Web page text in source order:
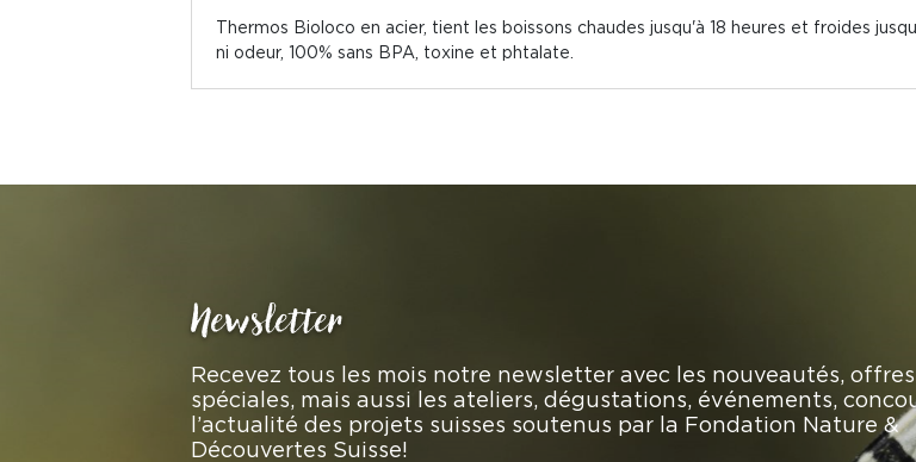
Thermos Bioloco en acier, tient les boissons chaudes jusqu'à 18 heures et froides
ni odeur, 100% sans BPA, toxine et phtalate.
Newsletter
Recevez tous les mois notre newsletter avec les nouveautés, offres
spéciales, mais aussi les ateliers, dégustations, événements,
l’actualité des projets suisses soutenus par la Fondation Nature &
Découvertes Suisse!